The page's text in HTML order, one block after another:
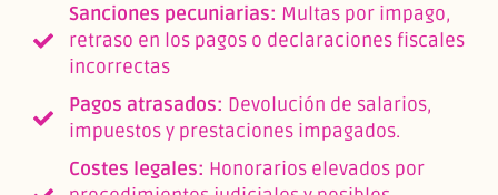
Sanciones pecuniarias: Multas por impago,
retraso en los pagos o declaraciones fiscales
incorrectas
Pagos atrasados: Devolución de salarios,
impuestos y prestaciones impagados.
Costes legales: Honorarios elevados por